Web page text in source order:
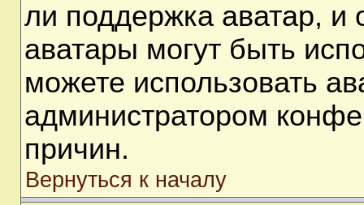
ли поддержка аватар, и
аватары могут быть
можете использовать
администратором
причин.
Вернуться к началу